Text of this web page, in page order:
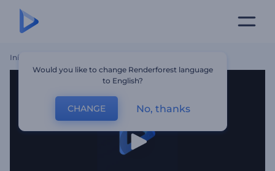
Início
Would you like to change Renderforest language
to English?
CHANGE No, thanks